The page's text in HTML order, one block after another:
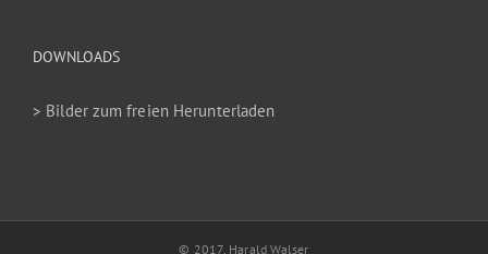
DOWNLOADS
> Bilder zum freien Herunterladen
© 2017, Harald Walser